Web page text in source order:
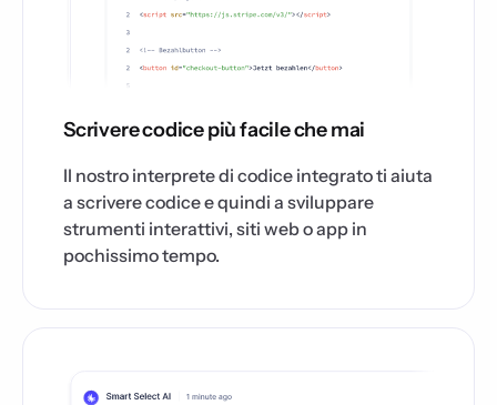
Scrivere codice più facile che mai
Il nostro interprete di codice integrato ti aiuta
a scrivere codice e quindi a sviluppare
strumenti interattivi, siti web o app in
pochissimo tempo.